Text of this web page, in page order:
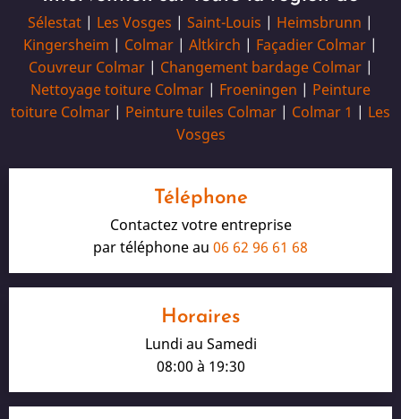
Sélestat | Les Vosges | Saint-Louis | Heimsbrunn |
Kingersheim | Colmar | Altkirch | Façadier Colmar |
Couvreur Colmar| Changement bardage Colmar|
Nettoyage toiture Colmar | Froeningen | Peinture
toiture Colmar | Peinture tuiles Colmar | Colmar 1 | Les
Vosges
Téléphone
Contactez votre entreprise
par téléphone au 06 62 96 61 68
Horaires
Lundi au Samedi
08:00 à 19:30